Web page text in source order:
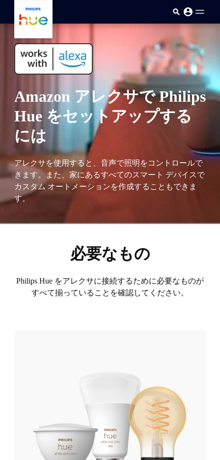
Amazon アレクサで Philips
Hue をセットアップする
には
アレクサを使用すると、音声で照明をコントロールで
きます。また、家にあるすべてのスマート デバイスで
カスタム オートメーションを作成することもできま
す。
必要なもの
Philips Hue をアレクサに接続するために必要なものが
すべて揃っていることを確認してください。